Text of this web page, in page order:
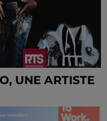
UNE ARTISTE